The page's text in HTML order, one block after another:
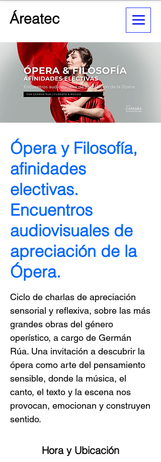
Áreatec
Ópera y Filosofía,
afinidades
electivas.
Encuentros
audiovisuales de
apreciación de la
Ópera.
Ciclo de charlas de apreciación
sensorial y reflexiva, sobre las más
grandes obras del género
operístico, a cargo de Germán
Rúa. Una invitación a descubrir la
ópera como arte del pensamiento
sensible, donde la música, el
canto, el texto y la escena nos
provocan, emocionan y construyen
sentido.
Hora y Ubicación